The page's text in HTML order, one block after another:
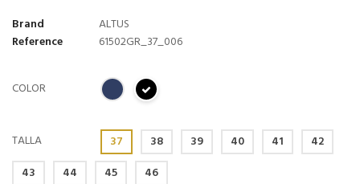
Brand
ALTUS
Reference
61502GR_37_006
COLOR
TALLA 37 38 39 40 41
42
43
44 45 46